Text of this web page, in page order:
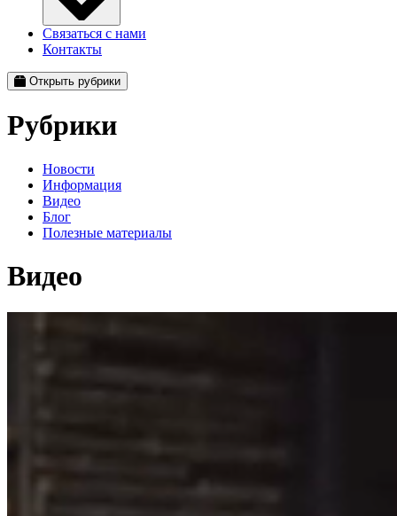
Связаться с нами
Контакты
Открыть рубрики
Рубрики
Новости
Информация
Видео
Блог
Полезные материалы
Видео